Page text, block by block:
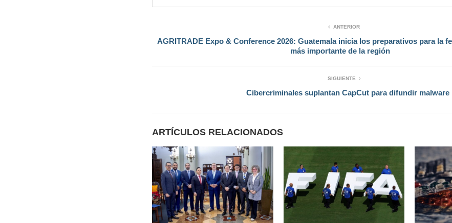
ANTERIOR
AGRITRADE Expo & Conference 2026: Guatemala inicia los preparativos para la
más importante de la región
SIGUIENTE
Cibercriminales suplantan CapCut para difundir malware
ARTÍCULOS RELACIONADOS